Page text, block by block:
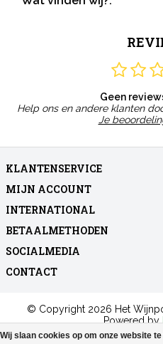
Geen
Help ons en andere klanten
Je
KLANTENSERVICE
MIJN ACCOUNT
INTERNATIONAL
BETAALMETHODEN
SOCIALMEDIA
CONTACT
© Copyright 2026 Het
Powered by
All rights
Wij slaan cookies op om onze website